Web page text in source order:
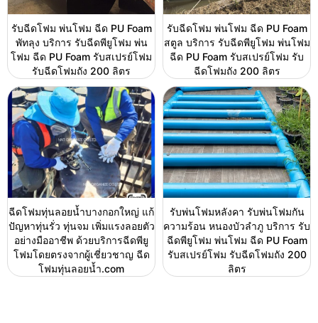
รับฉีดโฟม พ่นโฟม ฉีด PU Foam
พัทลุง บริการ รับฉีดพียูโฟม พ่น
โฟม ฉีด PU Foam รับสเปรย์โฟม
รับฉีดโฟมถัง 200 ลิตร
รับฉีดโฟม พ่นโฟม ฉีด PU Foam
สตูล บริการ รับฉีดพียูโฟม พ่นโฟม
ฉีด PU Foam รับสเปรย์โฟม รับ
ฉีดโฟมถัง 200 ลิตร
ฉีดโฟมทุ่นลอยน้ำบางกอกใหญ่ แก้
ปัญหาทุ่นรั่ว ทุ่นจม เพิ่มแรงลอยตัว
อย่างมืออาชีพ ด้วยบริการฉีดพียู
โฟมโดยตรงจากผู้เชี่ยวชาญ ฉีด
โฟมทุ่นลอยน้ำ.com
รับพ่นโฟมหลังคา รับพ่นโฟมกัน
ความร้อน หนองบัวลำภู บริการ รับ
ฉีดพียูโฟม พ่นโฟม ฉีด PU Foam
รับสเปรย์โฟม รับฉีดโฟมถัง 200
ลิตร